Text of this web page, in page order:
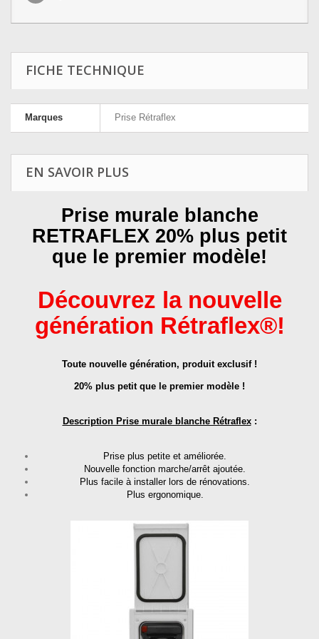
FICHE TECHNIQUE
Marques Prise Rétraflex
EN SAVOIR PLUS
Prise murale blanche
RETRAFLEX 20% plus petit
que le premier modèle!
Découvrez la nouvelle
génération Rétraflex®!
Toute nouvelle génération, produit exclusif !
20% plus petit que le premier modèle !
Description Prise murale blanche Rétraflex:
Prise plus petite et améliorée.
Nouvelle fonction marche/arrêt ajoutée.
Plus facile à installer lors de rénovations.
Plus ergonomique.